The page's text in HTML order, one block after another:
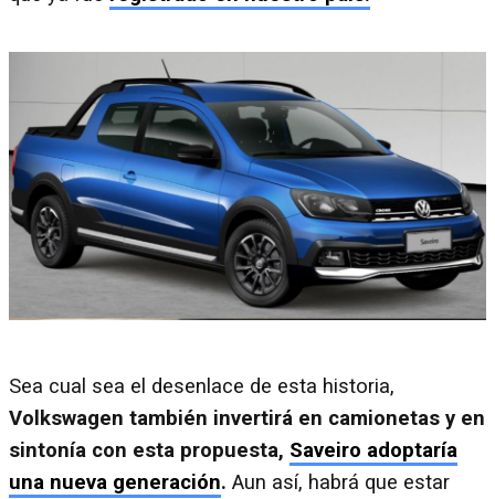
Sea cual sea el desenlace de esta historia,
Volkswagen también invertirá en camionetas y en
sintonía con esta propuesta, Saveiro adoptaría
una nueva generación. Aun así, habrá que estar